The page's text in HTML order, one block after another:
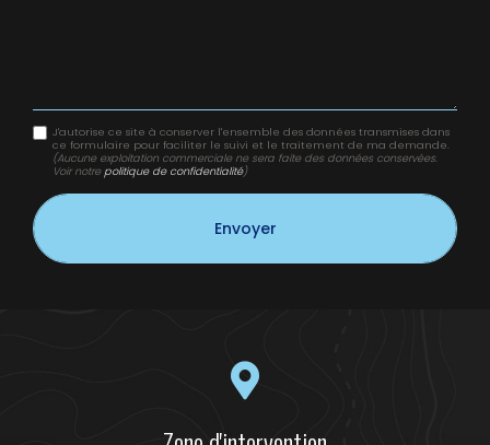
J'autorise ce site à conserver l'ensemble des données transmises dans
ce formulaire pour faciliter le suivi et le traitement de ma demande.
(Aucune exploitation commerciale ne sera faite des données conservées.
Voir notre politique de confidentialité)